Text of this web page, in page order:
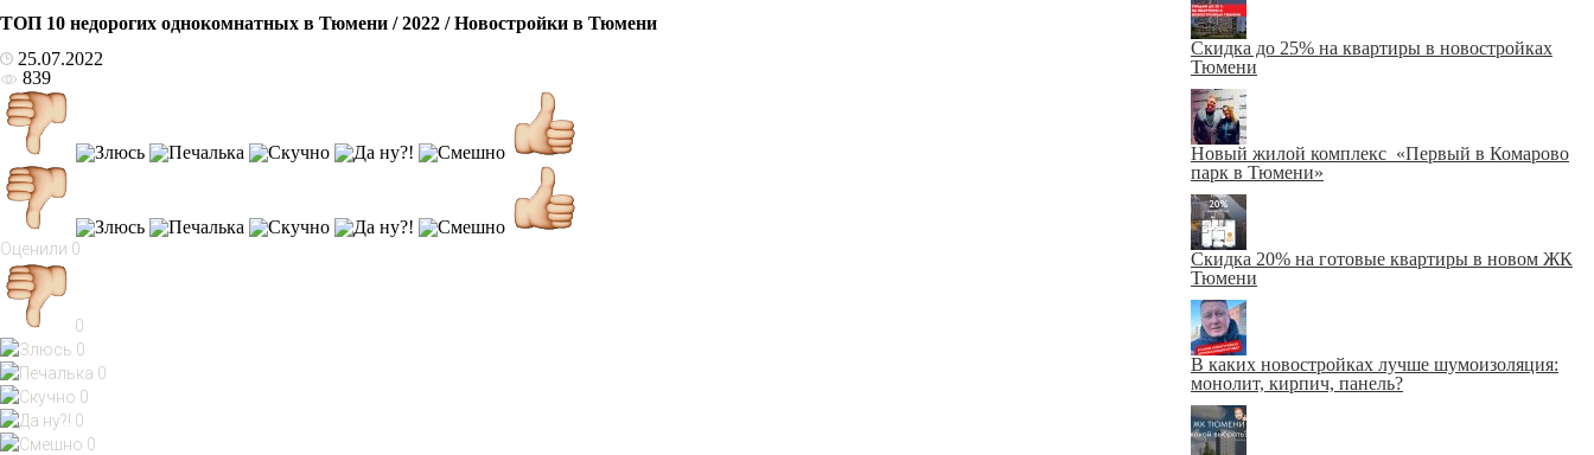
ТОП 10 недорогих однокомнатных в Тюмени / 2022 / Новостройки в Тюмени
25.07.2022
839
Оценили 0
0
0
0
0
0
0
Скидка до 25% на квартиры в новостройках
Тюмени
Новый жилой комплекс «Первый в Комарово
парк в Тюмени»
Скидка 20% на готовые квартиры в новом ЖК
Тюмени
В каких новостройках лучше шумоизоляция:
монолит, кирпич, панель?